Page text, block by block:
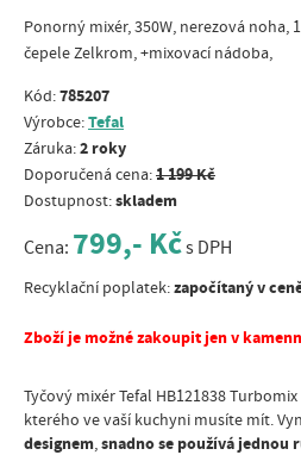
Ponorný mixér, 350W, nerezová noha,
čepele Zelkrom, +mixovací nádoba,
Kód:785207
Výrobce:Tefal
Záruka:2 roky
Doporučená cena:1 199 Kč
Dostupnost:skladem
Cena: 799,- Kčs DPH
Recyklační poplatek:započítaný v
Zboží je možné zakoupit jen v
Tyčový mixér Tefal HB121838
kterého ve vaší kuchyni musíte mít.
designem,snadno se používá jednou